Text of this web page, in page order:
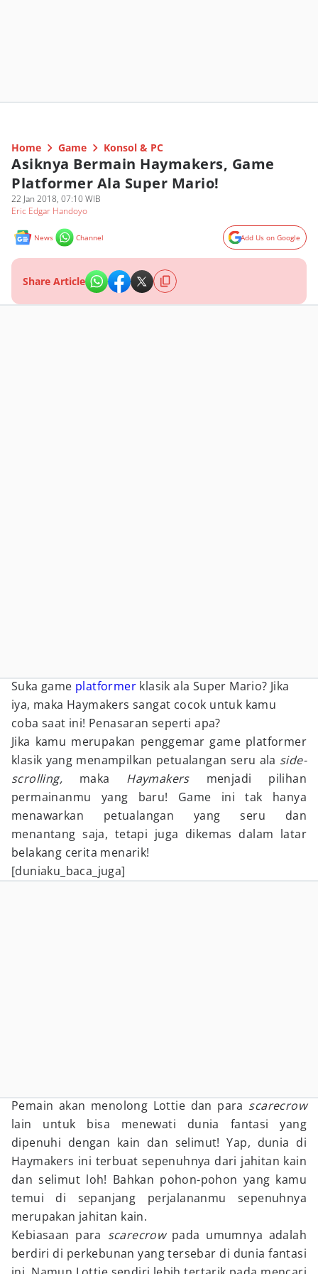
Home Game Konsol & PC
Asiknya Bermain Haymakers, Game
Platformer Ala Super Mario!
22 Jan 2018, 07:10 WIB
Eric Edgar Handoyo
News Channel Add Us on Google
Share Article
Suka game platformer klasik ala Super Mario? Jika
iya, maka Haymakers sangat cocok untuk kamu
coba saat ini! Penasaran seperti apa?
Jika kamu merupakan penggemar game platformer
klasik yang menampilkan petualangan seru ala side-
scrolling, maka Haymakersmenjadi pilihan
permainanmu yang baru! Game ini tak hanya
menawarkan petualangan yang seru dan
menantang saja, tetapi juga dikemas dalam latar
belakang cerita menarik!
[duniaku_baca_juga]
Pemain akan menolong Lottie dan para scarecrow
lain untuk bisa menewati dunia fantasi yang
dipenuhi dengan kain dan selimut! Yap, dunia di
Haymakers ini terbuat sepenuhnya dari jahitan kain
dan selimut loh! Bahkan pohon-pohon yang kamu
temui di sepanjang perjalananmu sepenuhnya
merupakan jahitan kain.
Kebiasaan para scarecrowpada umumnya adalah
berdiri di perkebunan yang tersebar di dunia fantasi